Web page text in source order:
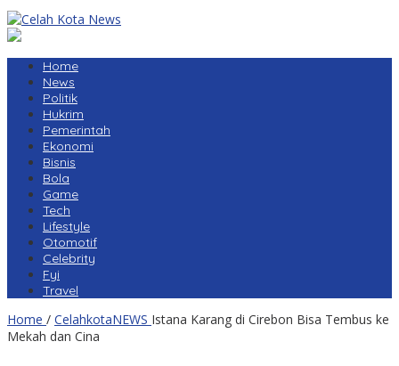
Home
News
Politik
Hukrim
Pemerintah
Ekonomi
Bisnis
Bola
Game
Tech
Lifestyle
Otomotif
Celebrity
Fyi
Travel
Home / CelahkotaNEWS Istana Karang di Cirebon Bisa Tembus ke
Mekah dan Cina